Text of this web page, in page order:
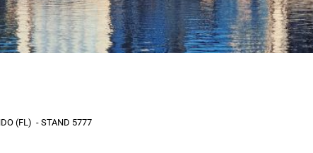
(FL) - STAND 5777